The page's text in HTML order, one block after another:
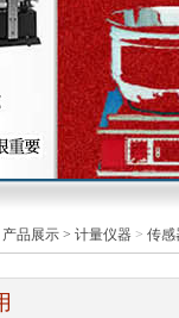
产品展示 > 计量仪器 > 传感